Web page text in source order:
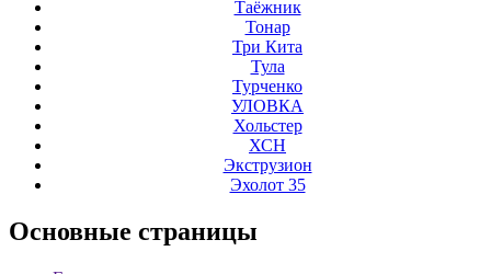
Таёжник
Тонар
Три Кита
Тула
Турченко
УЛОВКА
Хольстер
ХСН
Экструзион
Эхолот 35
Основные страницы